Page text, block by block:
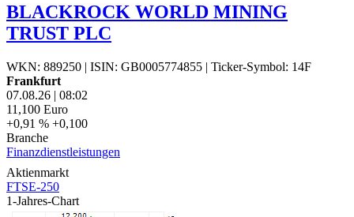
BLACKROCK WORLD MINING
TRUST PLC
WKN: 889250 | ISIN: GB0005774855 | Ticker-Symbol: 14F
Frankfurt
07.08.26 | 08:02
11,100 Euro
+0,91 % +0,100
Branche
Finanzdienstleistungen
Aktienmarkt
FTSE-250
1-Jahres-Chart